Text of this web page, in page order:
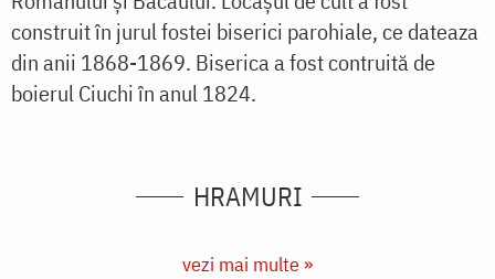
construit în jurul fostei biserici parohiale, ce dateaza
din anii 1868-1869. Biserica a fost contruită de
boierul Ciuchi în anul 1824.
HRAMURI
vezi mai multe »